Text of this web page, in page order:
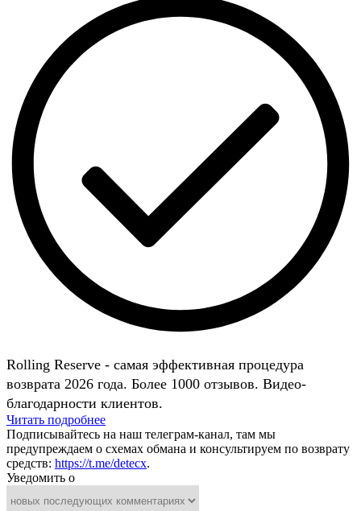
Rolling Reserve - самая эффективная процедура
возврата 2026 года. Более 1000 отзывов. Видео-
благодарности клиентов.
Читать подробнее
Подписывайтесь на наш телеграм-канал, там мы
предупреждаем о схемах обмана и консультируем по возврату
средств: https://t.me/detecx.
Уведомить о